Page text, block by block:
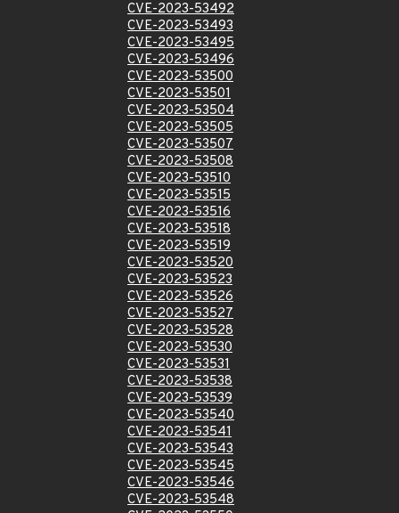
CVE-2023-53492
CVE-2023-53493
CVE-2023-53495
CVE-2023-53496
CVE-2023-53500
CVE-2023-53501
CVE-2023-53504
CVE-2023-53505
CVE-2023-53507
CVE-2023-53508
CVE-2023-53510
CVE-2023-53515
CVE-2023-53516
CVE-2023-53518
CVE-2023-53519
CVE-2023-53520
CVE-2023-53523
CVE-2023-53526
CVE-2023-53527
CVE-2023-53528
CVE-2023-53530
CVE-2023-53531
CVE-2023-53538
CVE-2023-53539
CVE-2023-53540
CVE-2023-53541
CVE-2023-53543
CVE-2023-53545
CVE-2023-53546
CVE-2023-53548